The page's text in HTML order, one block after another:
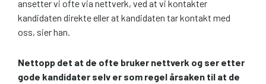
ansetter vi ofte via nettverk, ved at vi kontakter
kandidaten direkte eller at kandidaten tar kontakt med
oss, sier han.
Nettopp det at de ofte bruker nettverk og ser etter
gode kandidater selv er som regel årsaken til at de